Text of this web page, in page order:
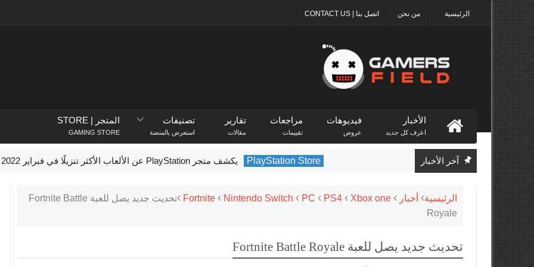
اتصل بنا | CONTACT US من نحن الرئيسية
الأخبار
اعرف كل جديد
فيديوهات
عروض
مراجعات
تقييمات
تقارير
مقالات
تصنيفات
استعرض بالمنصة
المتجر | STORE
GAMING STORE
آخر الأخبار PlayStation Store يكشف متجر PlayStation عن الألعاب الأكثر تنزيلًا في فبراير 2022
الرئيسية أخبار Fortnite Nintendo Switch PC PS4 Xbox one
تحديث جديد يصل للعبة Fortnite Battle
Royale
تحديث جديد يصل للعبة Fortnite Battle Royale